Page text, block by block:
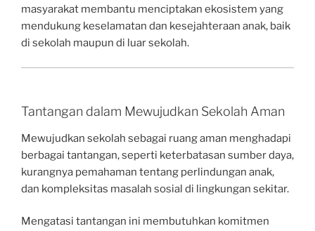
masyarakat membantu menciptakan ekosistem yang
mendukung keselamatan dan kesejahteraan anak, baik
di sekolah maupun di luar sekolah.
Tantangan dalam Mewujudkan Sekolah Aman
Mewujudkan sekolah sebagai ruang aman menghadapi
berbagai tantangan, seperti keterbatasan sumber daya,
kurangnya pemahaman tentang perlindungan anak,
dan kompleksitas masalah sosial di lingkungan sekitar.
Mengatasi tantangan ini membutuhkan komitmen